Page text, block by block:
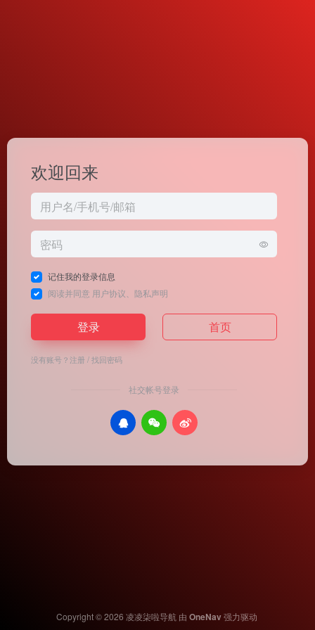
欢迎回来
记住我的登录信息
阅读并同意 用户协议 隐私声明
登录 首页
没有账号？注册/找回密码
社交帐号登录
Copyright © 2026 凌凌柒啦导航 由 OneNav强力驱动